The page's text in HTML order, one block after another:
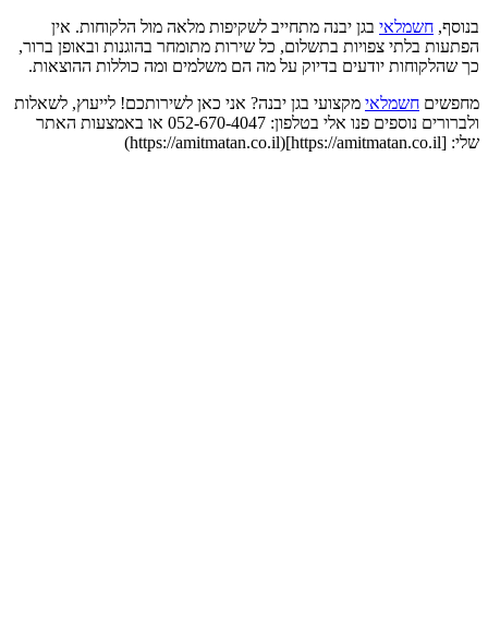
בנוסף, חשמלאי בגן יבנה מתחייב לשקיפות מלאה מול הלקוחות. אין
הפתעות בלתי צפויות בתשלום, כל שירות מתומחר בהוגנות ובאופן ברור,
כך שהלקוחות יודעים בדיוק על מה הם משלמים ומה כוללות ההוצאות.
מחפשים חשמלאי מקצועי בגן יבנה? אני כאן לשירותכם! לייעוץ, לשאלות
ולברורים נוספים פנו אלי בטלפון: 052-670-4047 או באמצעות האתר
שלי: [https://amitmatan.co.il](https://amitmatan.co.il)